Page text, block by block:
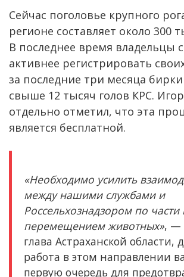
Сейчас поголовье крупного
регионе составляет около 300
В последнее время владельцы
активнее регистрировать
за последние три месяца
свыше 12 тысяч голов КРС.
отдельно отметил, что эта
является бесплатной.
«Необходимо усилить
между нашими службами и
Россельхознадзором по части
перемещением животных», —
глава Астраханской области,
работа в этом направлении
первую очередь для